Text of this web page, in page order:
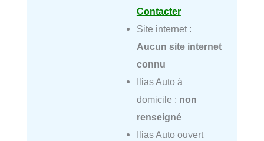
Contacter
Site internet :
Aucun site internet
connu
Ilias Auto à
domicile : non
renseigné
Ilias Auto ouvert